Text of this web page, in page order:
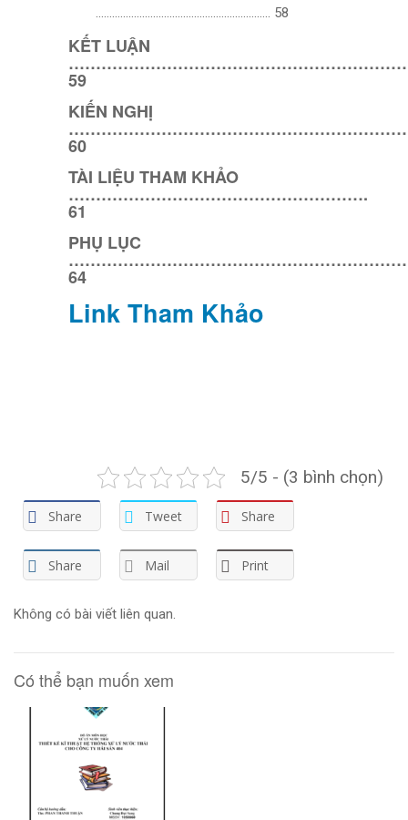
………………………………………………………. 58
KẾT LUẬN
59
KIẾN NGHỊ
60
TÀI LIỆU THAM KHẢO
……………………………………………….
61
PHỤ LỤC
64
Link Tham Khảo
5/5 - (3 bình chọn)
Share Tweet Share
Share Mail Print
Không có bài viết liên quan.
Có thể bạn muốn xem